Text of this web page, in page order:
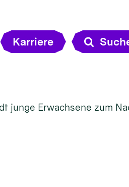
Karriere
junge Erwachsene zum